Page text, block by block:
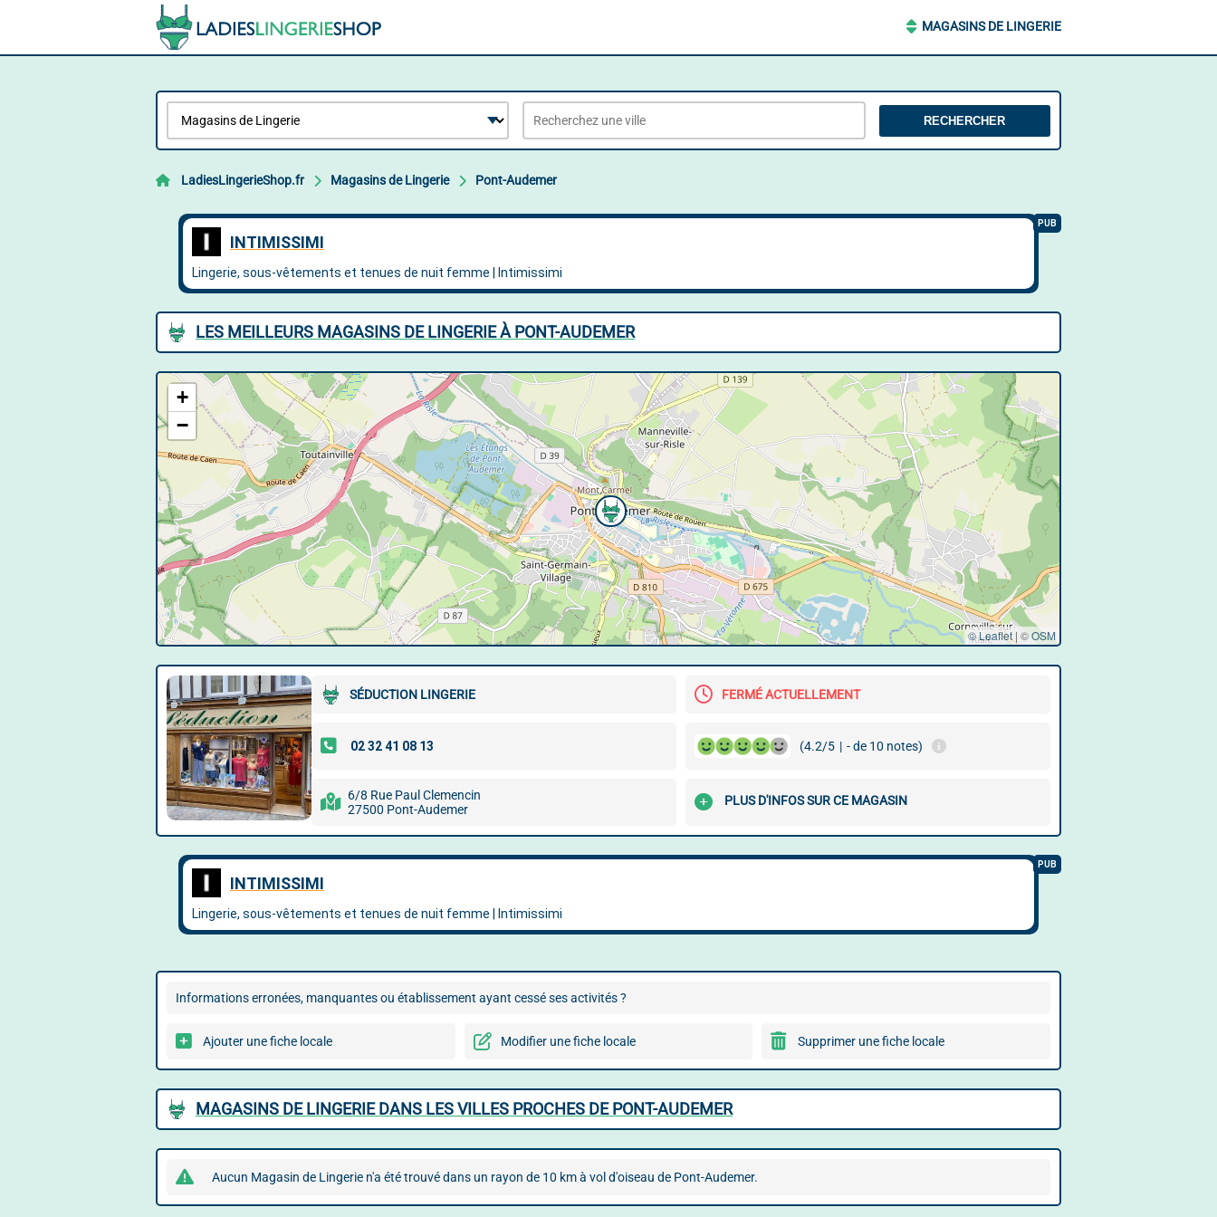
MAGASINS DE LINGERIE
RECHERCHER
LadiesLingerieShop.fr Magasins de Lingerie Pont-Audemer
LES MEILLEURS MAGASINS DE LINGERIE À PONT-AUDEMER
+
−
© Leaflet | ©OSM
SÉDUCTION LINGERIE FERMÉ ACTUELLEMENT
(4.2/5 | - de 10 notes)
6/8 Rue Paul Clemencin
27500 Pont-Audemer
PLUS D'INFOS SUR CE MAGASIN
Informations erronées, manquantes ou établissement ayant cessé ses activités ?
Ajouter une fiche locale Modifier une fiche locale Supprimer une fiche locale
MAGASINS DE LINGERIE DANS LES VILLES PROCHES DE PONT-AUDEMER
Aucun Magasin de Lingerie n'a été trouvé dans un rayon de 10 km à vol d'oiseau de Pont-Audemer.